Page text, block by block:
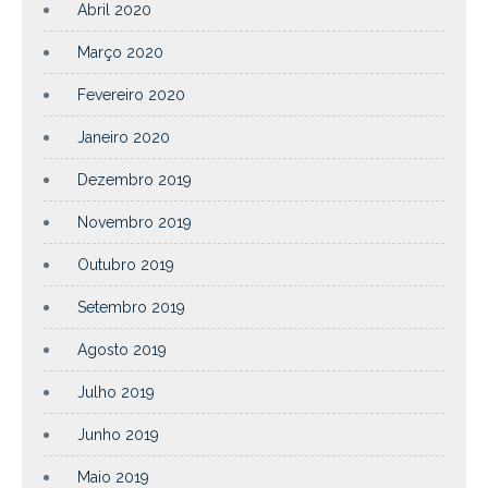
Abril 2020
Março 2020
Fevereiro 2020
Janeiro 2020
Dezembro 2019
Novembro 2019
Outubro 2019
Setembro 2019
Agosto 2019
Julho 2019
Junho 2019
Maio 2019